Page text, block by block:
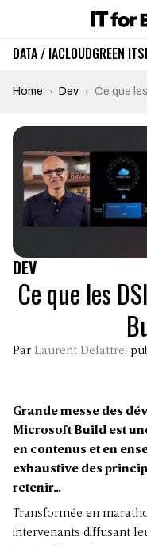
DATA / IACLOUDGREEN IT
Home Dev Ce que
DEV
Ce que les
Par Laurent Delattre,
Grande messe des
Microsoft Build est
en contenus et en
exhaustive des
retenir…
Transformée en
intervenants diffusant